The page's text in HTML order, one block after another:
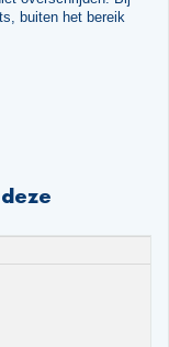
buiten het bereik